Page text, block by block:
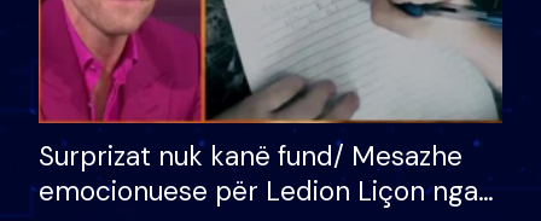
Surprizat nuk kanë fund/ Mesazhe
emocionuese për Ledion Liçon nga